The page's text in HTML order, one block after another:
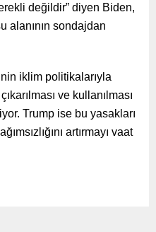
değildir” diyen Biden,
alanının sondajdan
iklim politikalarıyla
ve kullanılması
Trump ise bu yasakları
artırmayı vaat